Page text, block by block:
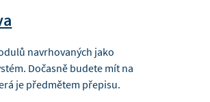
navrhovaných jako
Dočasně budete mít na
je předmětem přepisu.